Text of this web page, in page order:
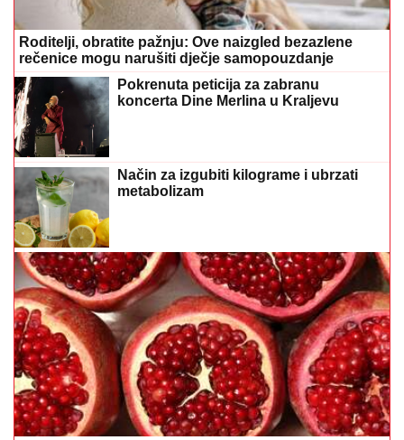
Roditelji, obratite pažnju: Ove naizgled bezazlene
rečenice mogu narušiti dječje samopouzdanje
Pokrenuta peticija za zabranu
koncerta Dine Merlina u Kraljevu
Način za izgubiti kilograme i ubrzati
metabolizam